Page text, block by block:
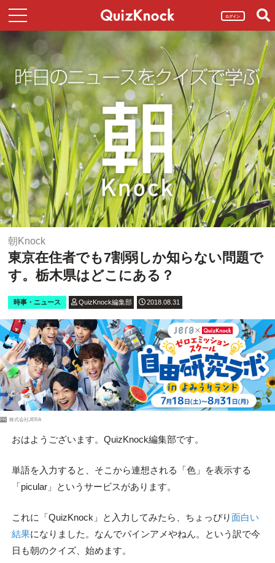
ログイン
朝Knock
東京在住者でも7割弱しか知らない問題で
す。栃木県はどこにある？
時事・ニュース QuizKnock編集部 2018.08.31
PR 株式会社JERA
おはようございます。QuizKnock編集部です。
単語を入力すると、そこから連想される「色」を表示する
「picular」というサービスがあります。
これに「QuizKnock」と入力してみたら、ちょっぴり面白い
結果になりました。なんでパインアメやねん。という訳で今
日も朝のクイズ、始めます。